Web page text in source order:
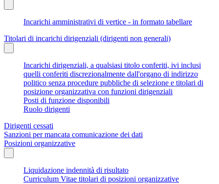
Incarichi amministrativi di vertice - in formato tabellare
Titolari di incarichi dirigenziali (dirigenti non generali)
Incarichi dirigenziali, a qualsiasi titolo conferiti, ivi inclusi
quelli conferiti discrezionalmente dall'organo di indirizzo
politico senza procedure pubbliche di selezione e titolari di
posizione organizzativa con funzioni dirigenziali
Posti di funzione disponibili
Ruolo dirigenti
Dirigenti cessati
Sanzioni per mancata comunicazione dei dati
Posizioni organizzative
Liquidazione indennità di risultato
Curriculum Vitae titolari di posizioni organizzative